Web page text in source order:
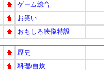
ゲーム総合
お笑い
おもしろ映像特設
歴史
料理/自炊